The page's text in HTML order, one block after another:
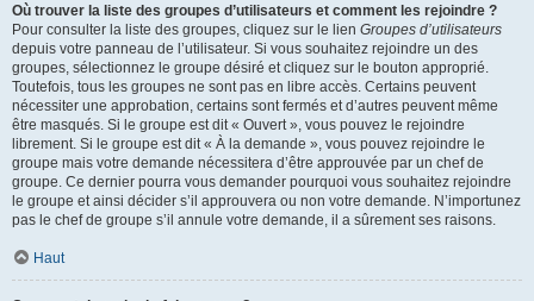
Où trouver la liste des groupes d’utilisateurs et comment les rejoindre ?
Pour consulter la liste des groupes, cliquez sur le lien Groupes d’utilisateurs
depuis votre panneau de l’utilisateur. Si vous souhaitez rejoindre un des
groupes, sélectionnez le groupe désiré et cliquez sur le bouton approprié.
Toutefois, tous les groupes ne sont pas en libre accès. Certains peuvent
nécessiter une approbation, certains sont fermés et d’autres peuvent même
être masqués. Si le groupe est dit « Ouvert », vous pouvez le rejoindre
librement. Si le groupe est dit « À la demande », vous pouvez rejoindre le
groupe mais votre demande nécessitera d’être approuvée par un chef de
groupe. Ce dernier pourra vous demander pourquoi vous souhaitez rejoindre
le groupe et ainsi décider s’il approuvera ou non votre demande. N’importunez
pas le chef de groupe s’il annule votre demande, il a sûrement ses raisons.
Haut